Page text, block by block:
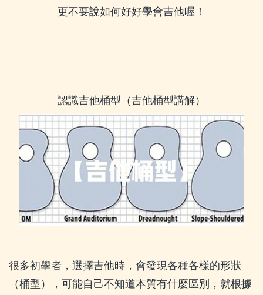
更不要說如何好好學會吉他喔！
認識吉他桶型（吉他桶型講解）
很多初學者，選擇吉他時，會發現各種各樣的形狀
（桶型），可能自己不知道本質有什麼區別，就根據